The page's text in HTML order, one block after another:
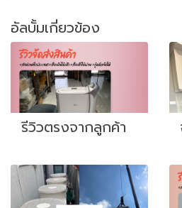
อัลบั้มเกี่ยวข้อง
รีวิวตรงจากลูกค้า